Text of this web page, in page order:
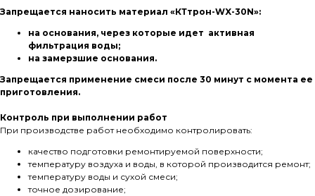
Запрещается наносить материал «КТтрон-WX-30N»:
на основания, через которые идет активная
фильтрация воды;
на замерзшие основания.
Запрещается применение смеси после 30 минут с момента ее
приготовления.
Контроль при выполнении работ
При производстве работ необходимо контролировать:
качество подготовки ремонтируемой поверхности;
температуру воздуха и воды, в которой производится ремонт;
температуру воды и сухой смеси;
точное дозирование;